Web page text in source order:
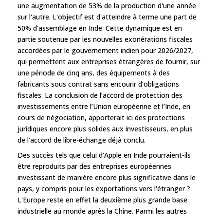
une augmentation de 53% de la production d'une année
sur l'autre. L'objectif est d'atteindre à terme une part de
50% d'assemblage en Inde. Cette dynamique est en
partie soutenue par les nouvelles exonérations fiscales
accordées par le gouvernement indien pour 2026/2027,
qui permettent aux entreprises étrangères de fournir, sur
une période de cinq ans, des équipements à des
fabricants sous contrat sans encourir d’obligations
fiscales. La conclusion de l’accord de protection des
investissements entre l’Union européenne et l’Inde, en
cours de négociation, apporterait ici des protections
juridiques encore plus solides aux investisseurs, en plus
de l’accord de libre-échange déjà conclu.
Des succès tels que celui d'Apple en Inde pourraient-ils
être reproduits par des entreprises européennes
investissant de manière encore plus significative dans le
pays, y compris pour les exportations vers l'étranger ?
L'Europe reste en effet la deuxième plus grande base
industrielle au monde après la Chine. Parmi les autres